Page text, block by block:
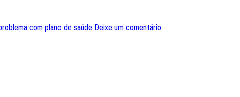
com plano de saúde Deixe um comentário